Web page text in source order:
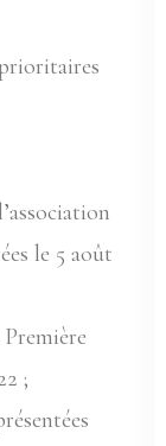
le 5 août
;